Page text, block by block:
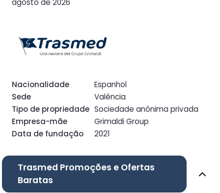
agosto de 2026
Nacionalidade
Espanhol
Sede
Valência
Tipo de propriedade Sociedade anônima privada
Empresa-mãe
Grimaldi Group
Data de fundação
2021
Trasmed Promoções e Ofertas
Baratas